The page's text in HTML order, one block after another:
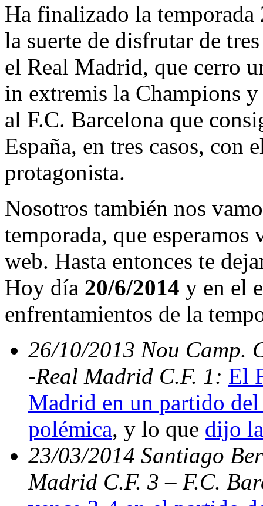
Ha finalizado la
la suerte de disfrutar de
el Real Madrid, que cerro
in extremis la Champions
al F.C. Barcelona que
España, en tres casos,
protagonista.
Nosotros también nos
temporada, que esperamos
web. Hasta entonces te
Hoy día 20/6/2014 y en el
enfrentamientos de la
26/10/2013 Nou Camp.
-Real Madrid C.F. 1: El
Madrid en un partido
polémica, y lo que dijo
23/03/2014 Santiago
Madrid C.F. 3 – F.C.